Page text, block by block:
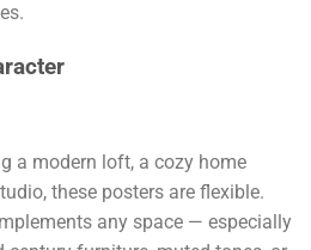
a modern loft, a cozy home
these posters are flexible.
any space — especially